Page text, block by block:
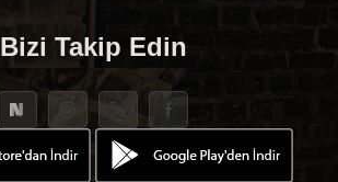
Bizi Takip Edin